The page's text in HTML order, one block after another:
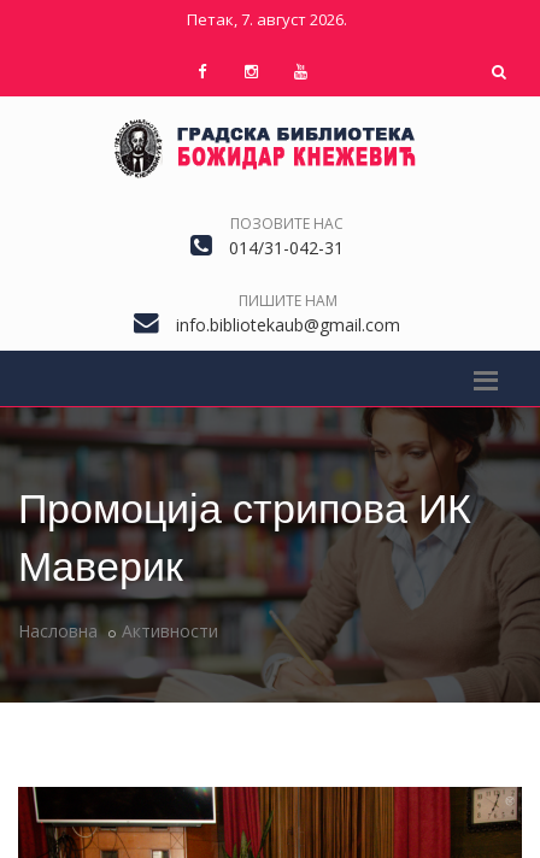
Петак, 7. август 2026.
ПОЗОВИТЕ НАС
014/31-042-31
ПИШИТЕ НАМ
info.bibliotekaub@gmail.com
Промоција стрипова ИК
Маверик
Насловна Активности